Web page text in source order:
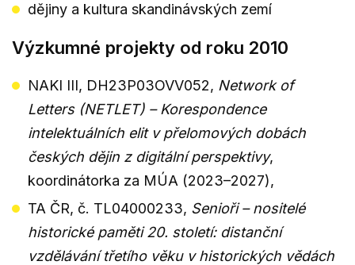
dějiny a kultura skandinávských zemí
Výzkumné projekty od roku 2010
NAKI III, DH23P03OVV052, Network of
Letters (NETLET) – Korespondence
intelektuálních elit v přelomových dobách
českých dějin z digitální perspektivy,
koordinátorka za MÚA (2023–2027),
TA ČR, č. TL04000233, Senioři – nositelé
historické paměti 20. století: distanční
vzdělávání třetího věku v historických vědách